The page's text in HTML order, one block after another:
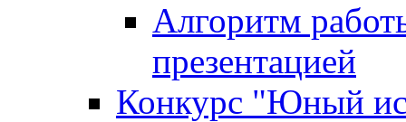
Алгоритм
презентацией
Конкурс "Юный